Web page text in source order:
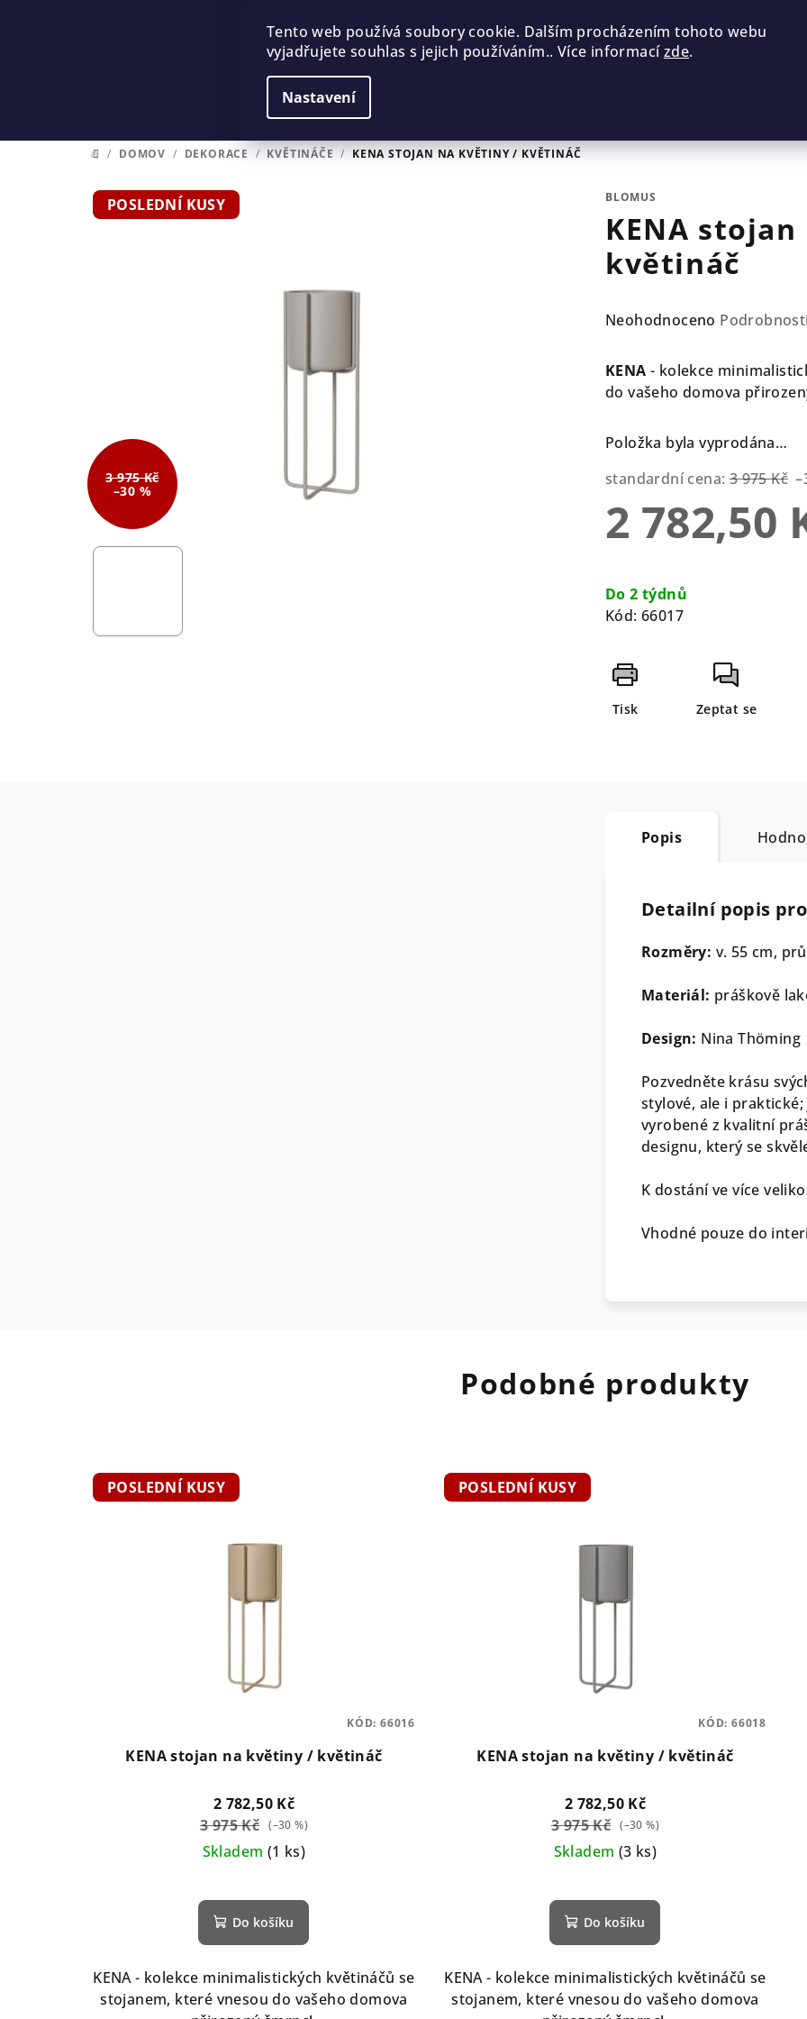
Tento web používá soubory cookie. Dalším procházením tohoto webu
vyjadřujete souhlas s jejich používáním.. Více informacízde.
Nastavení
DOMŮ
/ DOMOV / DEKORACE / KVĚTINÁČE / KENA STOJAN NA KVĚTINY / KVĚTINÁČ
BLOMUS
KENA
květináč
Průměrné
produktu
je
5
hvězdiček.
Neohodnoceno
KENA - kolekce
do vašeho domova
Položka byla vyprodána…
standardní cena: 3 975 Kč
2 782,50
cena:
Do 2 týdnů
Kód: 66017
Tisk Zeptat se
POSLEDNÍ KUSY
3 975 Kč
–30 %
Popis
Detailní popis
Rozměry: v. 55 cm,
Materiál: práškově
Design: Nina Thöming
Pozvedněte krásu
stylové, ale i
vyrobené z kvalitní
designu, který se
K dostání ve více
Vhodné pouze do
Podobné produkty
POSLEDNÍ KUSY
KENA stojan na květiny / květináč
2 782,50 Kč
3 975 Kč (–30 %)
Skladem (1 ks)
Do košíku
KENA - kolekce minimalistických květináčů se
stojanem, které vnesou do vašeho domova
KÓD: 66016
POSLEDNÍ KUSY
KENA stojan na květiny / květináč
2 782,50 Kč
3 975 Kč (–30 %)
Skladem (3 ks)
Do košíku
KENA - kolekce minimalistických květináčů se
stojanem, které vnesou do vašeho domova
KÓD: 66018